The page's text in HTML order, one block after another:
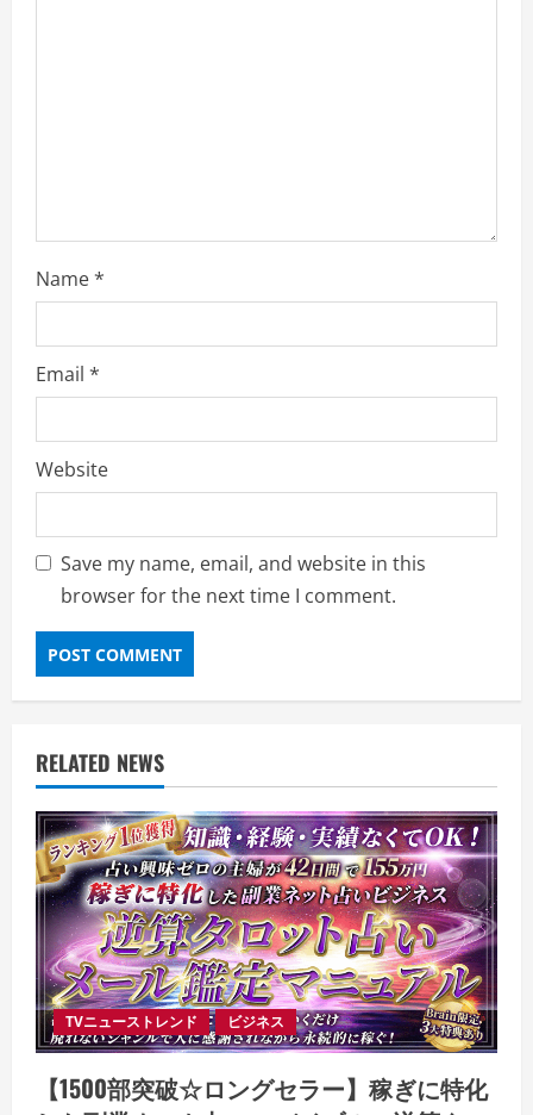
Name*
Email *
Website
Save my name, email, and website in this
browser for the next time I comment.
RELATED NEWS
TVニューストレンド ビジネス
【1500部突破☆ロングセラー】稼ぎに特化